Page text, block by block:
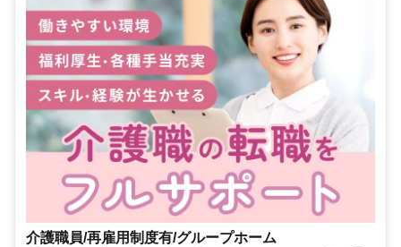
介護職員/再雇用制度有/グループホーム